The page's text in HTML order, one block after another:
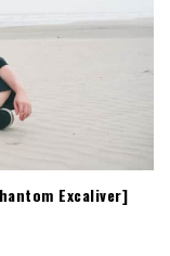
Excaliver]